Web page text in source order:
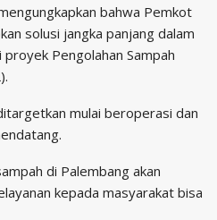
bahwa Pemkot
solusi jangka panjang dalam
Pengolahan Sampah
mulai beroperasi dan
di Palembang akan
kepada masyarakat bisa